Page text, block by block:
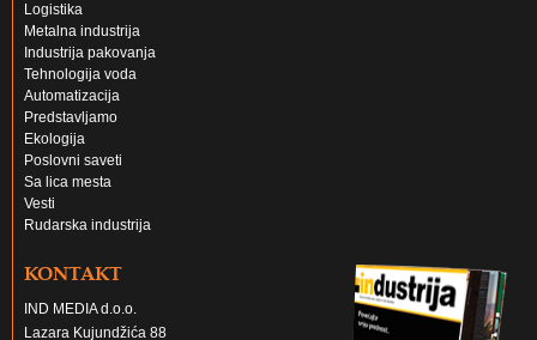
Logistika
Metalna industrija
Industrija pakovanja
Tehnologija voda
Automatizacija
Predstavljamo
Ekologija
Poslovni saveti
Sa lica mesta
Vesti
Rudarska industrija
KONTAKT
IND MEDIA d.o.o.
Lazara Kujundžića 88